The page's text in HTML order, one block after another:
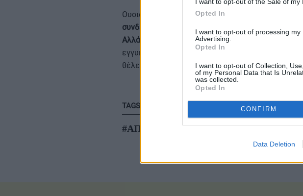
Opted In
I want to opt-out of processing
Advertising.
Opted In
I want to opt-out of Collection,
of my Personal Data that Is
was collected.
Opted In
CONFIRM
Data Deletion
Ουσιαστικά, η Γερμανίαλέει ότι η ενεργειακή της
συνδεθεί με τους πραγματικούς όρους της
Αλλάζει τον τρόπο με τον οποίο πληρώνει για την
εγγυημένη τιμή για πολλά χρόνια στους
θέλει να τους ωθήσει να λειτουργούν πιο κοντά
TAGS
#ΑΠΕ #Γερμανία #Υδρογόνο